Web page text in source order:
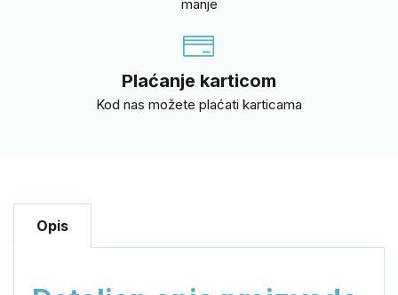
manje
Plaćanje karticom
Kod nas možete plaćati karticama
Opis